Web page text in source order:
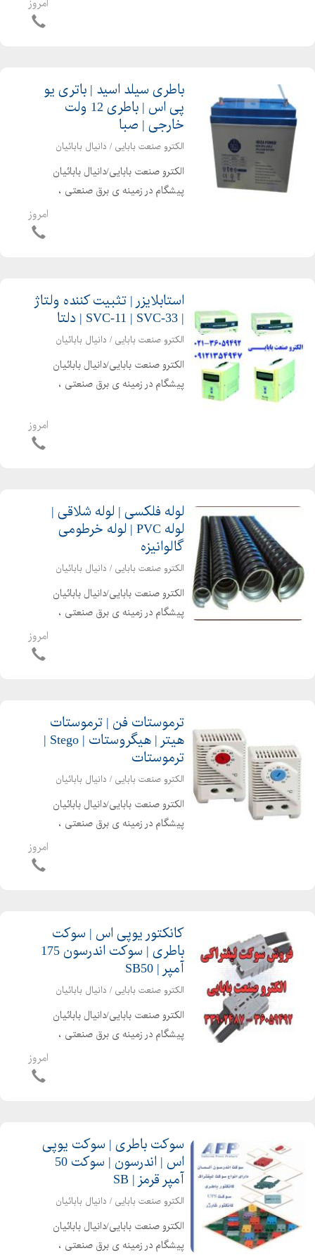
امروز
باطری سیلد اسید | باتری یو
پی اس | باطری 12 ولت
خارجی | صبا
الکترو صنعت بابایی / دانیال بابائیان
الکترو صنعت بابایی/دانیال بابائیان
پیشگام در زمینه ی برق صنعتی ،
اتوماسیون صنعتی ، الکترونیک صنعتی و
امروز
استابلایزر | تثبیت کننده ولتاژ
| SVC-11 | SVC-33 | دلتا
الکترو صنعت بابایی / دانیال بابائیان
الکترو صنعت بابایی/دانیال بابائیان
پیشگام در زمینه ی برق صنعتی ،
تجهیزات برق صنعتی قادر به ارایه امور
ذیل می باشد استابلایزر، سیستم تنظیم
امروز
لوله فلکسی | لوله شلاقی |
لوله PVC | لوله خرطومی
گالوانیزه
الکترو صنعت بابایی / دانیال بابائیان
الکترو صنعت بابایی/دانیال بابائیان
پیشگام در زمینه ی برق صنعتی ،
اتوماسیون صنعتی ، الکترونیک صنعتی و
امروز
ترموستات فن | ترموستات
هیتر | هیگروستات | Stego |
ترموستات
الکترو صنعت بابایی / دانیال بابائیان
الکترو صنعت بابایی/دانیال بابائیان
پیشگام در زمینه ی برق صنعتی ،
اتوماسیون صنعتی ، الکترونیک صنعتی و
امروز
کانکتور یوپی اس | سوکت
باطری | سوکت اندرسون 175
آمپر | SB50
الکترو صنعت بابایی / دانیال بابائیان
الکترو صنعت بابایی/دانیال بابائیان
پیشگام در زمینه ی برق صنعتی ،
اتوماسیون صنعتی ، الکترونیک صنعتی و
امروز
سوکت باطری | سوکت یوپی
اس | اندرسون | سوکت 50
آمپر قرمز | SB
الکترو صنعت بابایی / دانیال بابائیان
الکترو صنعت بابایی/دانیال بابائیان
پیشگام در زمینه ی برق صنعتی ،